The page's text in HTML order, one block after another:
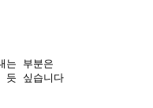
는 부분은
듯 싶습니다